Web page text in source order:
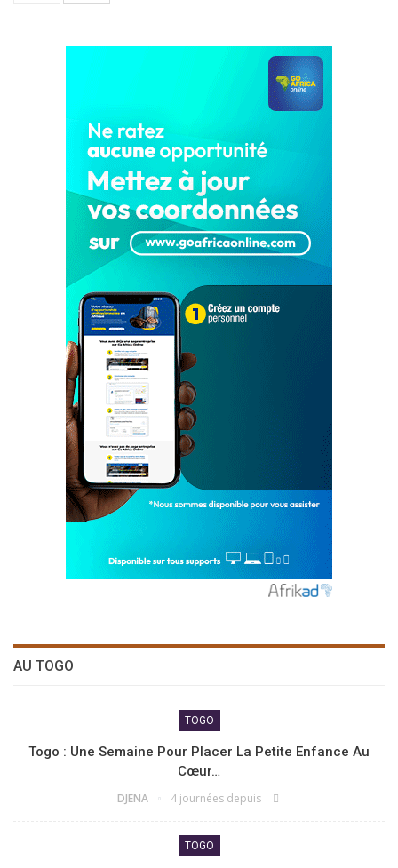
AU TOGO
TOGO
Togo : Une Semaine Pour Placer La Petite Enfance Au
Cœur…
DJENA 4 journées depuis
TOGO